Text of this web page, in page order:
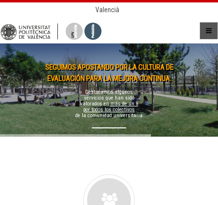
Valencià
SEGUIMOS APOSTANDO POR LA CULTURA DE
EVALUACIÓN PARA LA MEJORA CONTINUA.
Destacamos algunos
servicios que han sido
valorados enmás de un 8
por todos los colectivos
de la comunidad universitaria